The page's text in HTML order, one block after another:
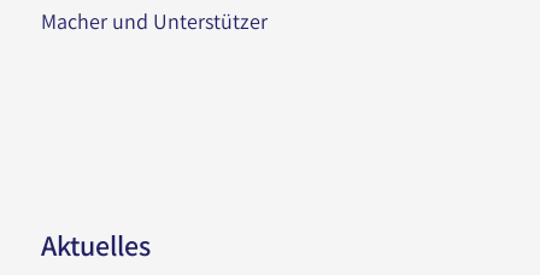
Macher und Unterstützer
Aktuelles